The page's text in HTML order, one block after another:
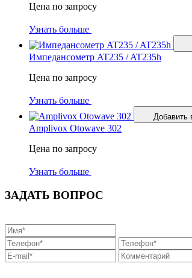
Цена по запросу
Узнать больше
Импедансометр AT235 / AT235h
Цена по запросу
Узнать больше
Добавить
Amplivox Otowave 302
Цена по запросу
Узнать больше
ЗАДАТЬ ВОПРОС